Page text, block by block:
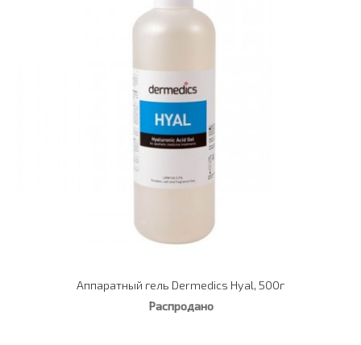
Аппаратный гель Dermedics Hyal, 500г
Распродано